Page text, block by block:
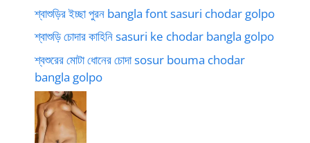
শ্বাশুড়ির ইচ্ছা পুরন bangla font sasuri chodar golpo
শ্বাশুড়ি চোদার কাহিনি sasuri ke chodar bangla golpo
শ্বশুরের মোটা ধোনের চোদা sosur bouma chodar
bangla golpo